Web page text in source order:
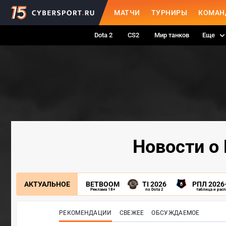
МАТЧИ ТУРНИРЫ
Dota 2 CS2 Мир танков Еще
Новости о
АКТУАЛЬНОЕ BETBOOM
Реклама 18+
TI 2026
по Dota 2
РПЛ
таблица и
РЕКОМЕНДАЦИИ СВЕЖЕЕ ОБСУЖДАЕМОЕ